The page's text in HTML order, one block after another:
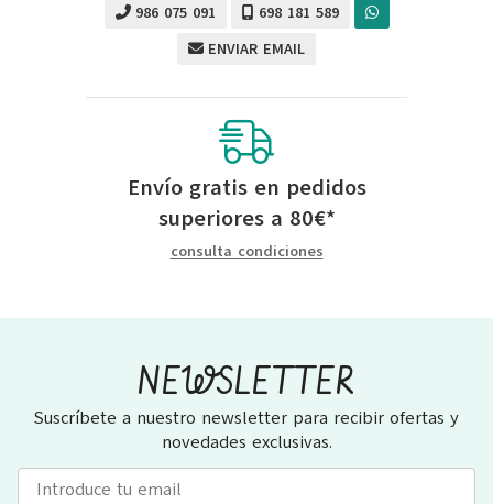
986 075 091
698 181 589
ENVIAR EMAIL
Envío gratis en pedidos
superiores a 80€*
consulta condiciones
NEWSLETTER
Suscríbete a nuestro newsletter para recibir ofertas y
novedades exclusivas.